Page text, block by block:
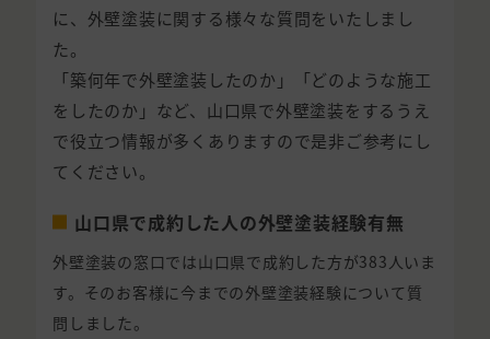
に、外壁塗装に関する様々な質問をいたしまし
た。
「築何年で外壁塗装したのか」「どのような施工
をしたのか」など、山口県で外壁塗装をするうえ
で役立つ情報が多くありますので是非ご参考にし
てください。
山口県で成約した人の外壁塗装経験有無
外壁塗装の窓口では山口県で成約した方が383人いま
す。そのお客様に今までの外壁塗装経験について質
問しました。